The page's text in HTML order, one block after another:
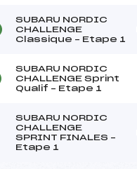
SUBARU NORDIC
CHALLENGE
Classique – Etape 1
SUBARU NORDIC
CHALLENGE Sprint
Qualif – Etape 1
SUBARU NORDIC
CHALLENGE
SPRINT FINALES –
Etape 1